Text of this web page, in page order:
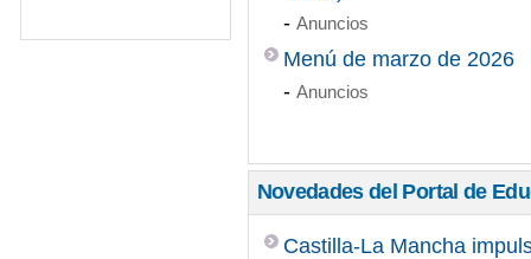
- Anuncios
Menú de marzo de 2026
- Anuncios
Novedades del Portal de
Castilla-La Mancha